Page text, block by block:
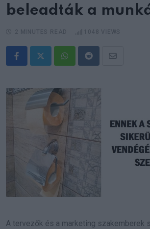
beleadták a
WhatsappRedditShare
A tervezők és a marketing szakemberek